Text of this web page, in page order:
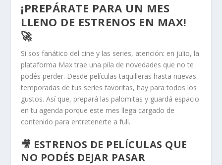
¡PREPÁRATE PARA UN MES
LLENO DE ESTRENOS EN MAX!
🚀
Si sos fanático del cine y las series, atención: en julio, la
plataforma Max trae una pila de novedades que no te
podés perder. Desde películas taquilleras hasta nuevas
temporadas de tus series favoritas, hay para todos los
gustos. Así que, prepará las palomitas y guardá espacio
en tu agenda porque este mes llega cargado de
contenido para entretenerte a full.
🎥 ESTRENOS DE PELÍCULAS QUE
NO PODÉS DEJAR PASAR